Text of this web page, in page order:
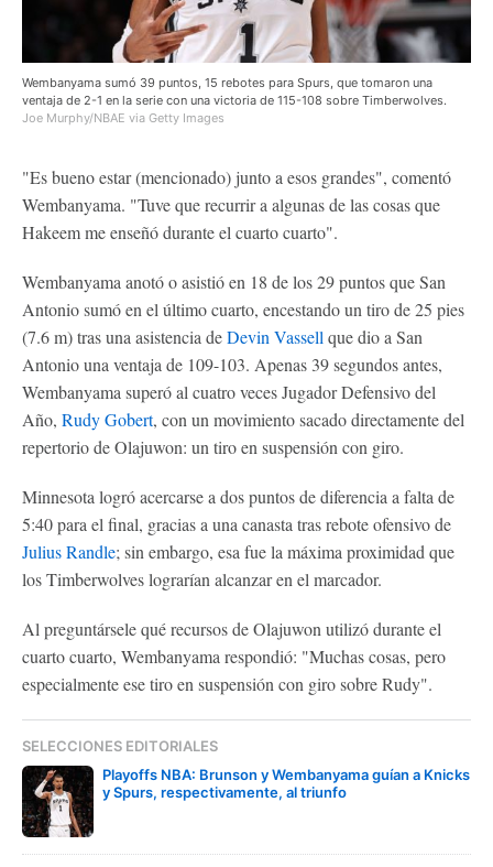
Wembanyama sumó 39 puntos, 15 rebotes para Spurs, que tomaron una
ventaja de 2-1 en la serie con una victoria de 115-108 sobre Timberwolves.
Joe Murphy/NBAE via Getty Images
"Es bueno estar (mencionado) junto a esos grandes", comentó
Wembanyama. "Tuve que recurrir a algunas de las cosas que
Hakeem me enseñó durante el cuarto cuarto".
Wembanyama anotó o asistió en 18 de los 29 puntos que San
Antonio sumó en el último cuarto, encestando un tiro de 25 pies
(7.6 m) tras una asistencia deDevin Vassell que dio a San
Antonio una ventaja de 109-103. Apenas 39 segundos antes,
Wembanyama superó al cuatro veces Jugador Defensivo del
Año, Rudy Gobert, con un movimiento sacado directamente del
repertorio de Olajuwon: un tiro en suspensión con giro.
Minnesota logró acercarse a dos puntos de diferencia a falta de
5:40 para el final, gracias a una canasta tras rebote ofensivo de
Julius Randle; sin embargo, esa fue la máxima proximidad que
los Timberwolves lograrían alcanzar en el marcador.
Al preguntársele qué recursos de Olajuwon utilizó durante el
cuarto cuarto, Wembanyama respondió: "Muchas cosas, pero
especialmente ese tiro en suspensión con giro sobre Rudy".
SELECCIONES EDITORIALES
Playoffs NBA: Brunson y Wembanyama guían a Knicks
y Spurs, respectivamente, al triunfo